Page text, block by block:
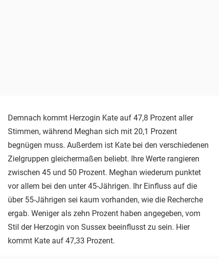
Demnach kommt Herzogin Kate auf 47,8 Prozent aller
Stimmen, während Meghan sich mit 20,1 Prozent
begnügen muss. Außerdem ist Kate bei den verschiedenen
Zielgruppen gleichermaßen beliebt. Ihre Werte rangieren
zwischen 45 und 50 Prozent. Meghan wiederum punktet
vor allem bei den unter 45-Jährigen. Ihr Einfluss auf die
über 55-Jährigen sei kaum vorhanden, wie die Recherche
ergab. Weniger als zehn Prozent haben angegeben, vom
Stil der Herzogin von Sussex beeinflusst zu sein. Hier
kommt Kate auf 47,33 Prozent.